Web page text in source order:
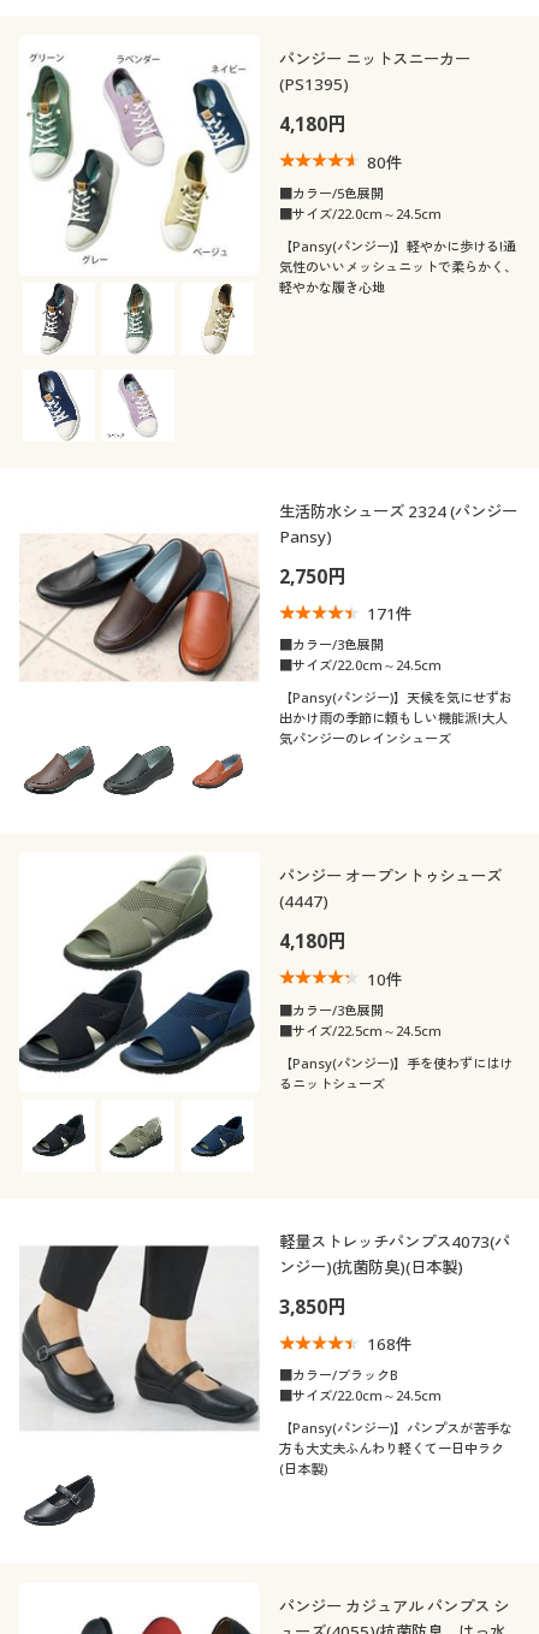
パンジー ニットスニーカー
(PS1395)
4,180円
80件
■カラー/5色展開
■サイズ/22.0cm～24.5cm
【Pansy(パンジー)】軽やかに歩ける!通
気性のいいメッシュニットで柔らかく、
軽やかな履き心地
生活防水シューズ 2324 (パンジー
Pansy)
2,750円
171件
■カラー/3色展開
■サイズ/22.0cm～24.5cm
【Pansy(パンジー)】天候を気にせずお
出かけ雨の季節に頼もしい機能派!大人
気パンジーのレインシューズ
パンジー オープントゥシューズ
(4447)
4,180円
10件
■カラー/3色展開
■サイズ/22.5cm～24.5cm
【Pansy(パンジー)】手を使わずにはけ
るニットシューズ
軽量ストレッチパンプス4073(パ
ンジー)(抗菌防臭)(日本製)
3,850円
168件
■カラー/ブラックB
■サイズ/22.0cm～24.5cm
【Pansy(パンジー)】パンプスが苦手な
方も大丈夫ふんわり軽くて一日中ラク
(日本製)
パンジー カジュアル パンプス シ